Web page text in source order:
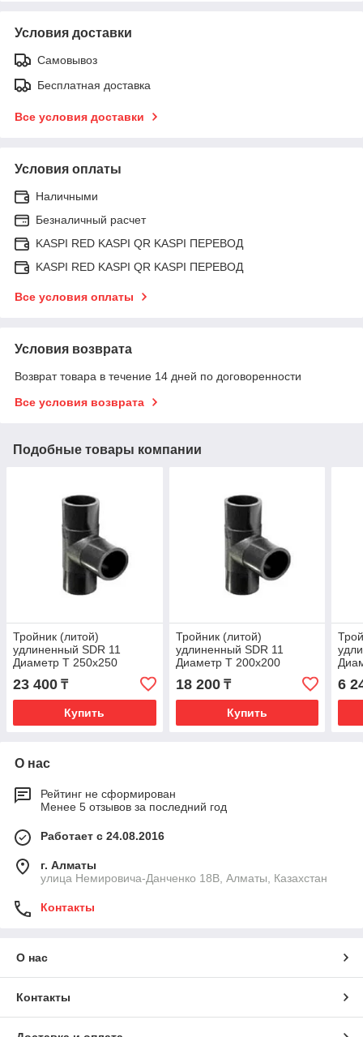
Условия доставки
Самовывоз
Бесплатная доставка
Все условия доставки
Условия оплаты
Наличными
Безналичный расчет
KASPI RED KASPI QR KASPI ПЕРЕВОД
KASPI RED KASPI QR KASPI ПЕРЕВОД
Все условия оплаты
Условия возврата
Возврат товара в течение 14 дней по договоренности
Все условия возврата
Подобные товары компании
Тройник (литой)
удлиненный SDR 11
Диаметр Т 250х250
23 400 ₸
Купить
Тройник (литой)
удлиненный SDR 11
Диаметр Т 200х200
18 200₸
Купить
6
О нас
Рейтинг не сформирован
Менее 5 отзывов за последний год
Работает с 24.08.2016
г. Алматы
улица Немировича-Данченко 18В, Алматы, Казахстан
Контакты
О нас
Контакты